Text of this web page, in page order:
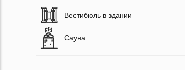
Вестибюль в здании
Сауна